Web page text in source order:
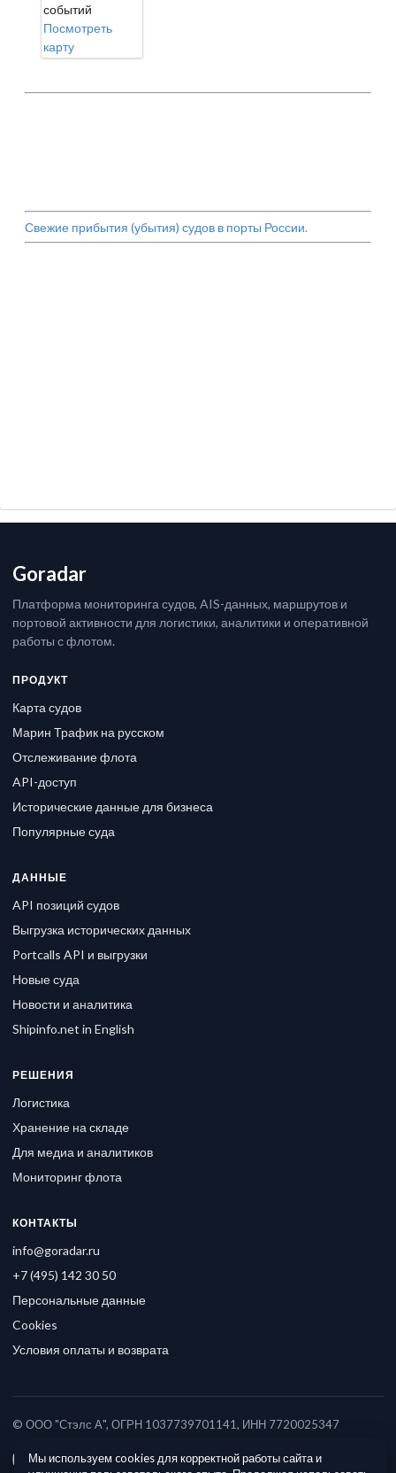
событий
Посмотреть
карту
Свежие прибытия (убытия) судов в порты России.
Goradar
Платформа мониторинга судов, AIS-данных, маршрутов и
портовой активности для логистики, аналитики и оперативной
работы с флотом.
ПРОДУКТ
Карта судов
Марин Трафик на русском
Отслеживание флота
API-доступ
Исторические данные для бизнеса
Популярные суда
ДАННЫЕ
API позиций судов
Выгрузка исторических данных
Portcalls API и выгрузки
Новые суда
Новости и аналитика
Shipinfo.net in English
РЕШЕНИЯ
Логистика
Хранение на складе
Для медиа и аналитиков
Мониторинг флота
КОНТАКТЫ
info@goradar.ru
+7 (495) 142 30 50
Персональные данные
Cookies
Условия оплаты и возврата
© ООО "Стэлс А", ОГРН 1037739701141, ИНН 7720025347
Мы используем cookies для корректной работы сайта и